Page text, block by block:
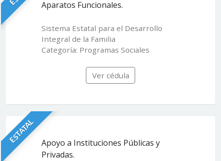
Aparatos Funcionales.
Sistema Estatal para el Desarrollo
Integral de la Familia
Categoría: Programas Sociales
Ver cédula
ESTATAL Apoyo a Instituciones Públicas y
Privadas.